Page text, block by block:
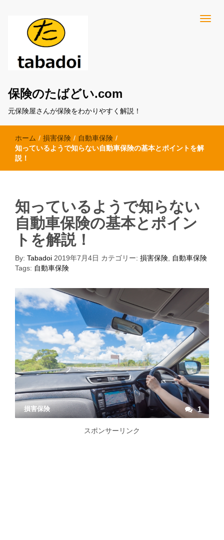
保険のたばどい.com
元保険屋さんが保険をわかりやすく解説！
ホーム / 損害保険 / 自動車保険 /
知っているようで知らない自動車保険の基本とポイントを解
説！
知っているようで知らない
自動車保険の基本とポイン
トを解説！
By: Tabadoi 2019年7月4日 カテゴリー: 損害保険
自動車保険
Tags: 自動車保険
損害保険 1
スポンサーリンク